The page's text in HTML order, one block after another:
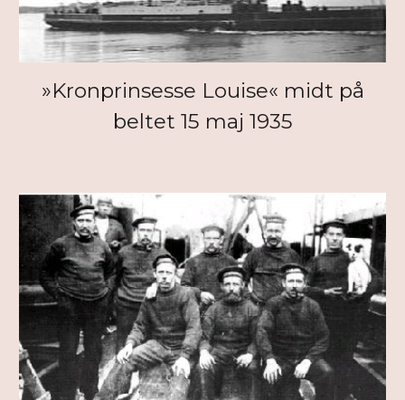
»Kronprinsesse Louise« midt på
beltet 15 maj 1935